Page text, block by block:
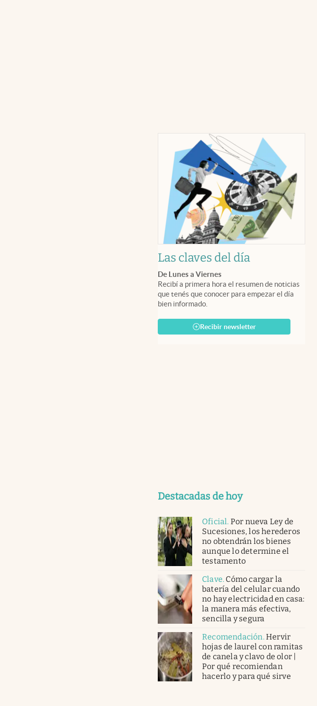
Las claves del día
De Lunes a Viernes
Recibí a primera hora el resumen de noticias
que tenés que conocer para empezar el día
bien informado.
Recibir newsletter
Destacadas de hoy
Oficial. Por nueva Ley de
Sucesiones, los herederos
no obtendrán los bienes
aunque lo determine el
testamento
Clave. Cómo cargar la
batería del celular cuando
no hay electricidad en casa:
la manera más efectiva,
sencilla y segura
Recomendación.Hervir
hojas de laurel con ramitas
de canela y clavo de olor |
Por qué recomiendan
hacerlo y para qué sirve